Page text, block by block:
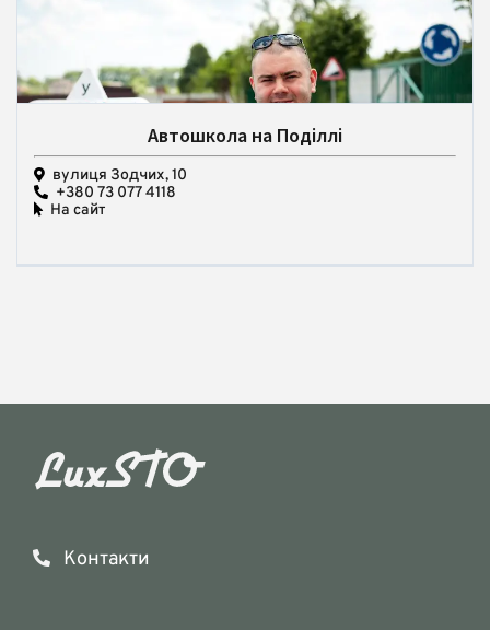
Автошкола на Поділлі
вулиця Зодчих, 10
+380 73 077 4118
На сайт
Контакти